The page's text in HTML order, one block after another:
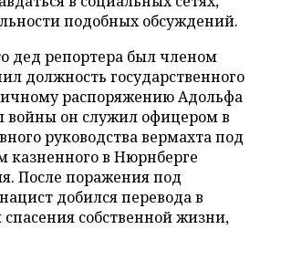
подобных обсуждений.
дед репортера был членом
должность государственного
распоряжению Адольфа
войны он служил офицером в
руководства вермахта под
казненного в Нюрнберге
После поражения под
добился перевода в
собственной жизни,